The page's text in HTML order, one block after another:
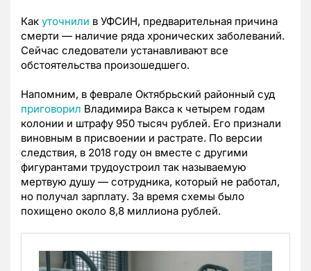
Как уточнили в УФСИН, предварительная причина
смерти — наличие ряда хронических заболеваний.
Сейчас следователи устанавливают все
обстоятельства произошедшего.
Напомним, в феврале Октябрьский районный суд
приговорил Владимира Вакса к четырем годам
колонии и штрафу 950 тысяч рублей. Его признали
виновным в присвоении и растрате. По версии
следствия, в 2018 году он вместе с другими
фигурантами трудоустроил так называемую
мертвую душу — сотрудника, который не работал,
но получал зарплату. За время схемы было
похищено около 8,8 миллиона рублей.